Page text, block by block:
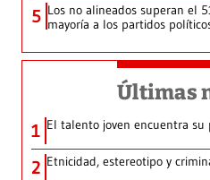
5 Los no alineados superan el
mayoría a los partidos
Últimas
1 El talento joven encuentra su
2 Etnicidad, estereotipo y